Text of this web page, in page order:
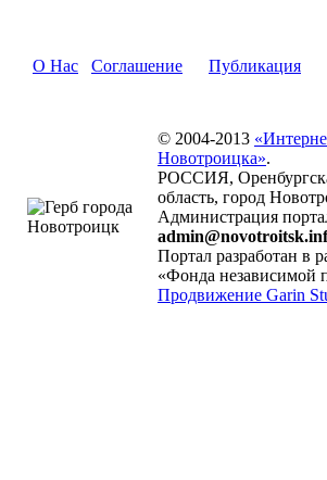
О Нас Соглашение Публикация
© 2004-2013
Новотроицка».
РОССИЯ,
область, город
Администрация
Портал разработан в
«Фонда независимой
Продвижение Garin